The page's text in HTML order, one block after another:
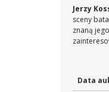
Jerzy
sceny
znaną
Data